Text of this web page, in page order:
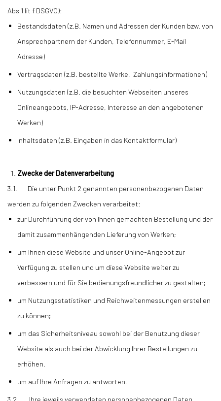
Abs 1 lit f DSGVO):
Bestandsdaten (z.B. Namen und Adressen der Kunden bzw. von
Ansprechpartnern der Kunden, Telefonnummer, E-Mail
Adresse)
Vertragsdaten (z.B. bestellte Werke, Zahlungsinformationen)
Nutzungsdaten (z.B. die besuchten Webseiten unseres
Onlineangebots, IP-Adresse, Interesse an den angebotenen
Werken)
Inhaltsdaten (z.B. Eingaben in das Kontaktformular)
Zwecke der Datenverarbeitung
3.1. Die unter Punkt 2 genannten personenbezogenen Daten
werden zu folgenden Zwecken verarbeitet:
zur Durchführung der von Ihnen gemachten Bestellung und der
damit zusammenhängenden Lieferung von Werken;
um Ihnen diese Website und unser Online-Angebot zur
Verfügung zu stellen und um diese Website weiter zu
verbessern und für Sie bedienungsfreundlicher zu gestalten;
um Nutzungsstatistiken und Reichweitenmessungen erstellen
zu können;
um das Sicherheitsniveau sowohl bei der Benutzung dieser
Website als auch bei der Abwicklung Ihrer Bestellungen zu
erhöhen.
um auf Ihre Anfragen zu antworten.
3.2. Ihre jeweils verwendeten personenbezogenen Daten